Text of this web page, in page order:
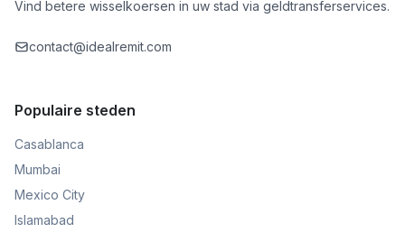
Vind betere wisselkoersen in uw stad via geldtransferservices.
contact@idealremit.com
Populaire steden
Casablanca
Mumbai
Mexico City
Islamabad